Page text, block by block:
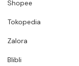
Shopee
Tokopedia
Zalora
Blibli